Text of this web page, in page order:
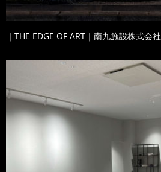
｜THE EDGE OF ART｜南九施設株式会社